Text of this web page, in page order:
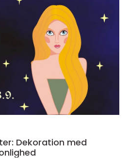
Dekoration med